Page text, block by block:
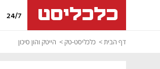
24/7
דף הבית כלכליסט-טק הייטק והון סיכון